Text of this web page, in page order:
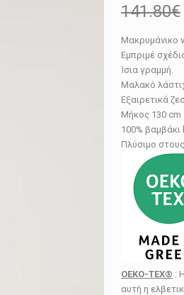
141.80€
Μακρυμάνικο
Εμπριμέ
Ίσια γραμμή.
Μαλακό
Εξαιρετικά
Μήκος 130 cm
100%
Πλύσιμο
OEKO-TEX® :
αυτή η